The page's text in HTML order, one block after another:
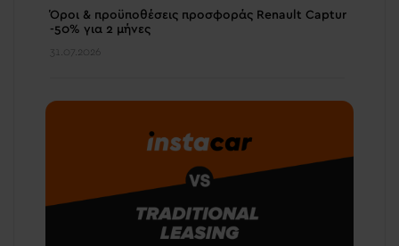
Όροι & προϋποθέσεις πρoσφοράς Renault Captur
-50% για 2 μήνες
31.07.2026